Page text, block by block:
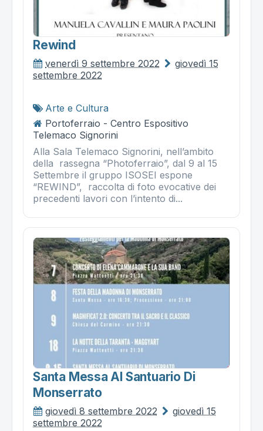
Rewind
venerdì 9 settembre 2022
giovedì 15
settembre 2022
Arte e Cultura
Portoferraio - Centro Espositivo
Telemaco Signorini
Alla Sala Telemaco Signorini, nell’ambito
della rassegna “Photoferraio”, dal 9 al 15
Settembre il gruppo ISOSEI espone
“REWIND”, raccolta di foto evocative dei
precedenti lavori con l’intento di...
Santa Messa Al Santuario Di
Monserrato
giovedì 8 settembre 2022
giovedì 15
settembre 2022